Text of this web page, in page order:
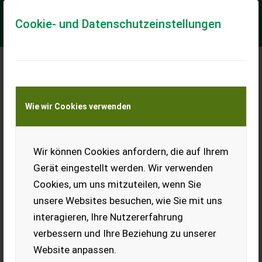
Cookie- und Datenschutzeinstellungen
Wie wir Cookies verwenden
Wir können Cookies anfordern, die auf Ihrem
Gerät eingestellt werden. Wir verwenden
Cookies, um uns mitzuteilen, wenn Sie
unsere Websites besuchen, wie Sie mit uns
interagieren, Ihre Nutzererfahrung
verbessern und Ihre Beziehung zu unserer
Website anpassen.
Meine Transportkostenanfrage
Transport von Land- und Baumaschinen –
KEINE Tiertransporte
Schwarzmüller 3-Achs
Kipper
Verkaufe Schwarzmüller 3-
Achs Kipper mit Rollplane
und 2x80er-Wände. Aufbau
(Brantner), Reifen und
Hydraulikstempel wurden
2018 erneuert. Unterbau